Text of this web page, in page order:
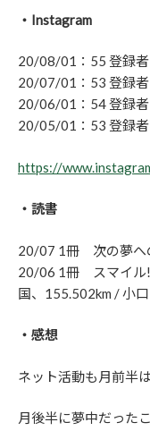
・Instagram
20/08/01：55 登録者
20/07/01：53 登録者
20/06/01：54 登録者
20/05/01：53 登録者
https://
・読書
20/07 1冊 次の夢へ
20/06 1冊 スマイル!
国、155.502km / 小
・感想
ネット活動も月前半
月後半に夢中だった